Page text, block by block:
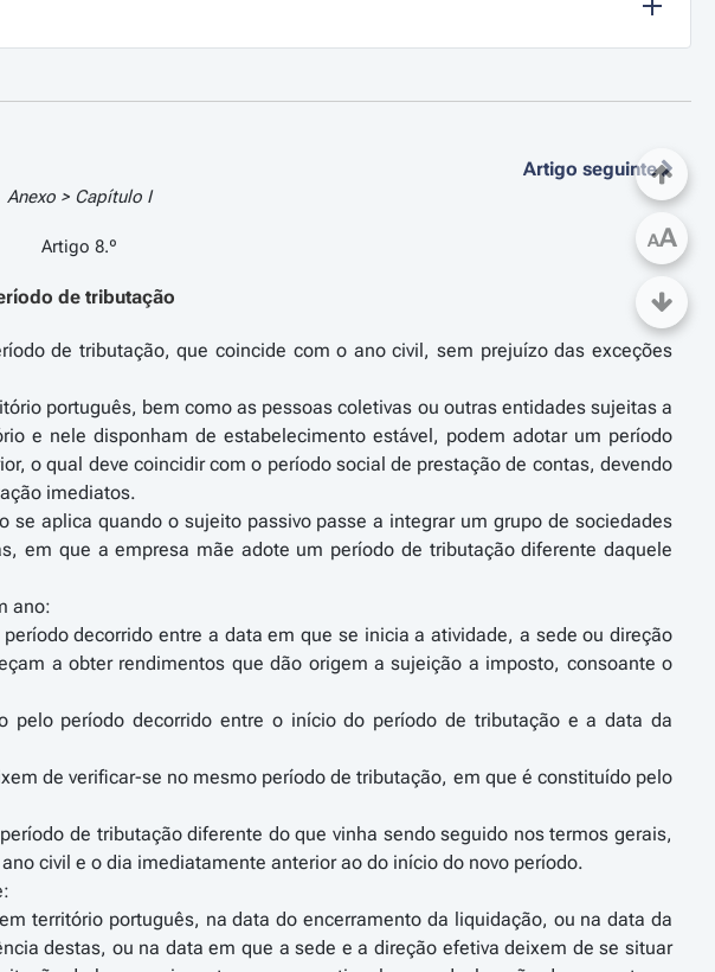
Artigo seguinte
Anexo > Capítulo I
Artigo 8.º
de tributação
de tributação, que coincide com o ano civil, sem prejuízo das exceções
português, bem como as pessoas coletivas ou outras entidades sujeitas a
e nele disponham de estabelecimento estável, podem adotar um período
o qual deve coincidir com o período social de prestação de contas, devendo
imediatos.
aplica quando o sujeito passivo passe a integrar um grupo de sociedades
em que a empresa mãe adote um período de tributação diferente daquele
ano:
decorrido entre a data em que se inicia a atividade, a sede ou direção
a obter rendimentos que dão origem a sujeição a imposto, consoante o
período decorrido entre o início do período de tributação e a data da
de verificar-se no mesmo período de tributação, em que é constituído pelo
de tributação diferente do que vinha sendo seguido nos termos gerais,
civil e o dia imediatamente anterior ao do início do novo período.
território português, na data do encerramento da liquidação, ou na data da
destas, ou na data em que a sede e a direção efetiva deixem de se situar
AA